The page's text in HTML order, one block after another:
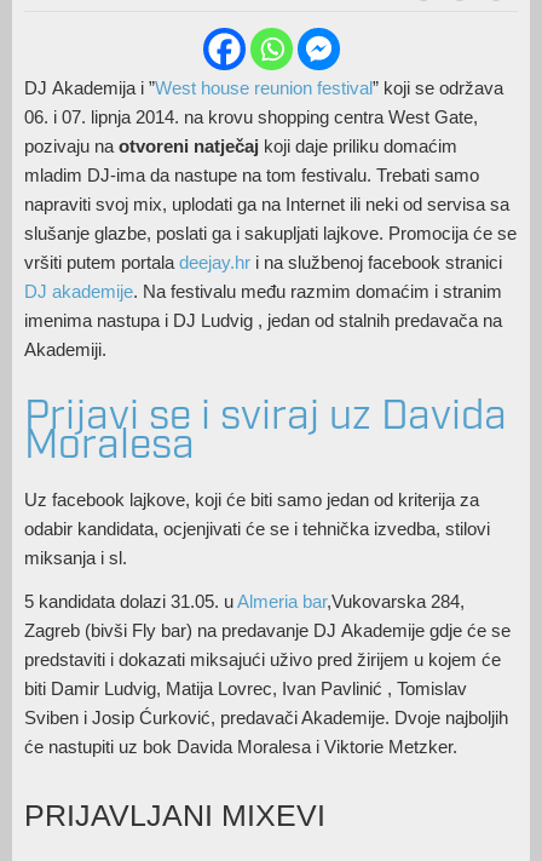
DJ Akademija i ”West house reunion festival” koji se održava
06. i 07. lipnja 2014. na krovu shopping centra West Gate,
pozivaju na otvoreni natječaj koji daje priliku domaćim
mladim DJ-ima da nastupe na tom festivalu. Trebati samo
napraviti svoj mix, uplodati ga na Internet ili neki od servisa sa
slušanje glazbe, poslati ga i sakupljati lajkove. Promocija će se
vršiti putem portala deejay.hr i na službenoj facebook stranici
DJ akademije. Na festivalu među razmim domaćim i stranim
imenima nastupa i DJ Ludvig , jedan od stalnih predavača na
Akademiji.
Prijavi se i sviraj uz Davida
Moralesa
Uz facebook lajkove, koji će biti samo jedan od kriterija za
odabir kandidata, ocjenjivati će se i tehnička izvedba, stilovi
miksanja i sl.
5 kandidata dolazi 31.05. uAlmeria bar,Vukovarska 284,
Zagreb (bivši Fly bar) na predavanje DJ Akademije gdje će se
predstaviti i dokazati miksajući uživo pred žirijem u kojem će
biti Damir Ludvig, Matija Lovrec, Ivan Pavlinić , Tomislav
Sviben i Josip Ćurković, predavači Akademije. Dvoje najboljih
će nastupiti uz bok Davida Moralesa i Viktorie Metzker.
PRIJAVLJANI MIXEVI